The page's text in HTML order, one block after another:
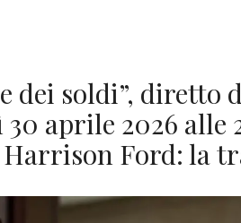
dei soldi”, diretto
aprile 2026 alle
Harrison Ford: la